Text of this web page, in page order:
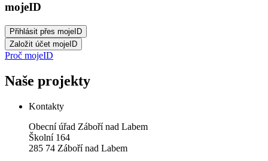
mojeID
Proč mojeID
Naše projekty
Kontakty
Obecní úřad Záboří nad Labem
Školní 164
285 74 Záboří nad Labem